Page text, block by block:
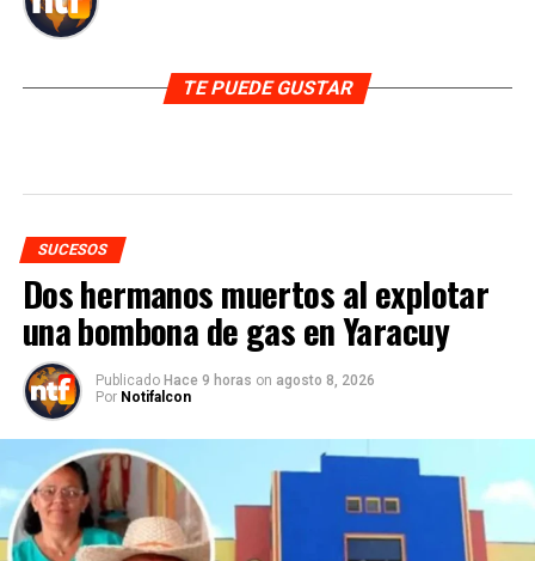
TE PUEDE GUSTAR
SUCESOS
Dos hermanos muertos al explotar
una bombona de gas en Yaracuy
Publicado Hace 9 horas on agosto 8, 2026
Por Notifalcon